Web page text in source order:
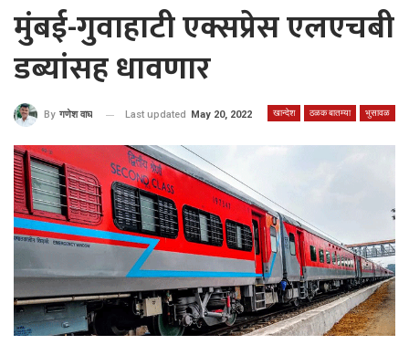
मुंबई-गुवाहाटी एक्सप्रेस एलएचबी
डब्यांसह धावणार
खान्देश ठळक बातम्या भुसावळ
By गणेश वाघ Last updated May 20, 2022